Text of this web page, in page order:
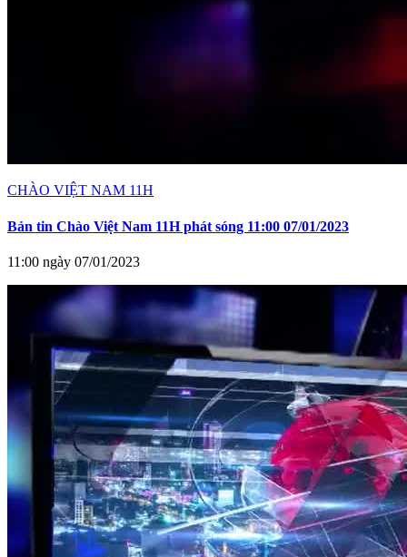
CHÀO VIỆT NAM 11H
Bản tin Chào Việt Nam 11H phát sóng 11:00 07/01/2023
11:00 ngày 07/01/2023